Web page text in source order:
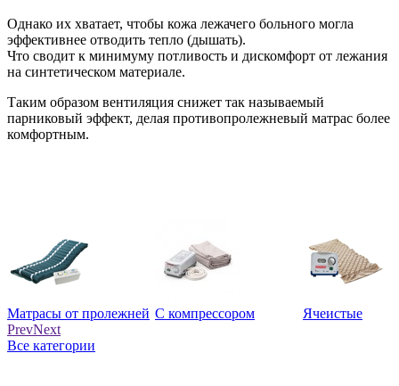
Однако их хватает, чтобы кожа лежачего больного могла
эффективнее отводить тепло (дышать).
Что сводит к минимуму потливость и дискомфорт от лежания
на синтетическом материале.
Таким образом вентиляция снижет так называемый
парниковый эффект, делая противопролежневый матрас более
комфортным.
Матрасы от пролежней С компрессором
Ячеистые
PrevNext
Все категории